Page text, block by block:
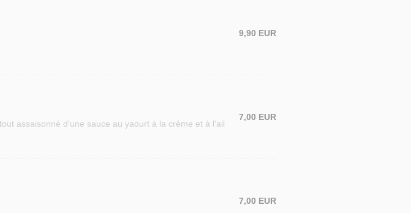
9,90 EUR
assaisonné d'une sauce au yaourt à la crème et à l'ail
7,00 EUR
7,00 EUR